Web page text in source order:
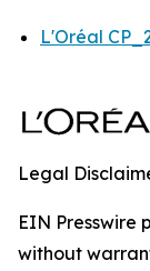
L'Oréal
Legal
EIN Presswire
without